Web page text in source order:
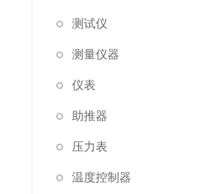
测试仪
测量仪器
仪表
助推器
压力表
温度控制器